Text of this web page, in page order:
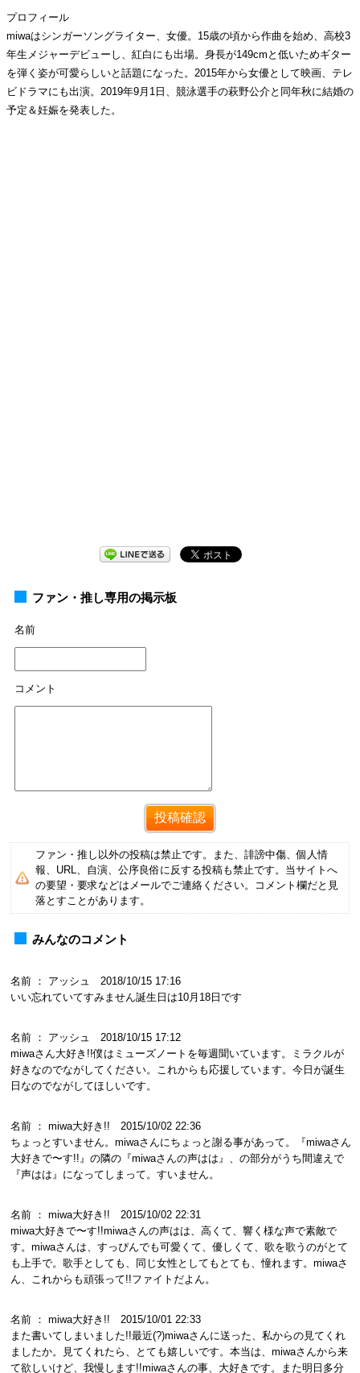
プロフィール
miwaはシンガーソングライター、女優。15歳の頃から作曲を始め、高校3
年生メジャーデビューし、紅白にも出場。身長が149cmと低いためギター
を弾く姿が可愛らしいと話題になった。2015年から女優として映画、テレ
ビドラマにも出演。2019年9月1日、競泳選手の萩野公介と同年秋に結婚の
予定＆妊娠を発表した。
ファン・推し専用の掲示板
名前
コメント
ファン・推し以外の投稿は禁止です。また、誹謗中傷、個人情
報、URL、自演、公序良俗に反する投稿も禁止です。当サイトへ
の要望・要求などはメールでご連絡ください。コメント欄だと見
落とすことがあります。
みんなのコメント
名前 ： アッシュ 2018/10/15 17:16
いい忘れていてすみません誕生日は10月18日です
名前 ： アッシュ 2018/10/15 17:12
miwaさん大好き!!僕はミューズノートを毎週聞いています。ミラクルが
好きなのでながしてください。これからも応援しています。今日が誕生
日なのでながしてほしいです。
名前 ： miwa大好き!! 2015/10/02 22:36
ちょっとすいません。miwaさんにちょっと謝る事があって。『miwaさん
大好きで〜す!!』の隣の『miwaさんの声はは』、の部分がうち間違えで
『声はは』になってしまって。すいません。
名前 ： miwa大好き!! 2015/10/02 22:31
miwa大好きで〜す!!miwaさんの声はは、高くて、響く様な声で素敵で
す。miwaさんは、すっぴんでも可愛くて、優しくて、歌を歌うのがとて
も上手で。歌手としても、同じ女性としてもとても、憧れます。miwaさ
ん、これからも頑張って!!ファイトだよん。
名前 ： miwa大好き!! 2015/10/01 22:33
また書いてしまいました!!最近(?)miwaさんに送った、私からの見てくれ
ましたか。見てくれたら、とても嬉しいです。本当は、miwaさんから来
て欲しいけど、我慢します!!miwaさんの事、大好きです。また明日多分